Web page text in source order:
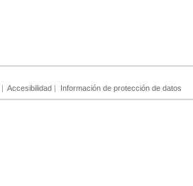
| Accesibilidad | Información de protección de datos